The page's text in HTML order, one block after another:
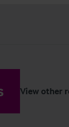
View other